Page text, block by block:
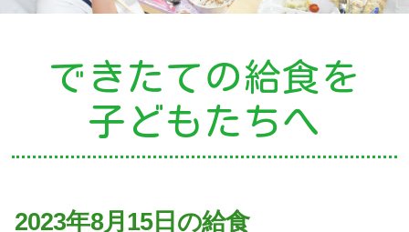
・動画
お知らせ
・ニュース
・ブログ
できたての給食を
子どもたちへ
2023年8月15日の給食